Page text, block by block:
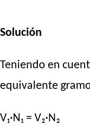
Solución
Teniendo en
equivalente
V₁·N₁ = V₂·N₂